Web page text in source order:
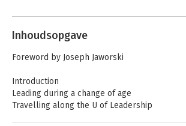
lekker eten en
Andere boeken door
Kerkhof
Inhoudsopgave
Foreword by Joseph Jaworski
Introduction
Leading during a change of age
Travelling along the U of Leadership